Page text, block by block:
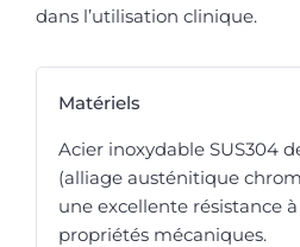
dans l’utilisation clinique.
Matériels
Acier inoxydable SUS304
(alliage austénitique
une excellente résistance
propriétés mécaniques.